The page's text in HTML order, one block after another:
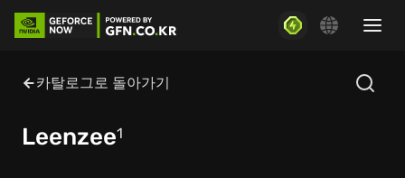
카탈로그로 돌아가기
Leenzee1